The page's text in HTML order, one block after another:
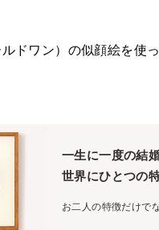
ドワン）の似顔絵を使
一生に一度の結
世界にひとつの
お二人の特徴だけで